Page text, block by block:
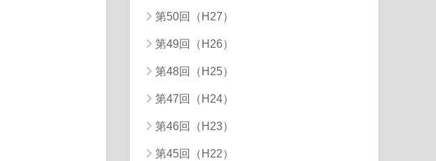
第50回（H27）
第49回（H26）
第48回（H25）
第47回（H24）
第46回（H23）
第45回（H22）